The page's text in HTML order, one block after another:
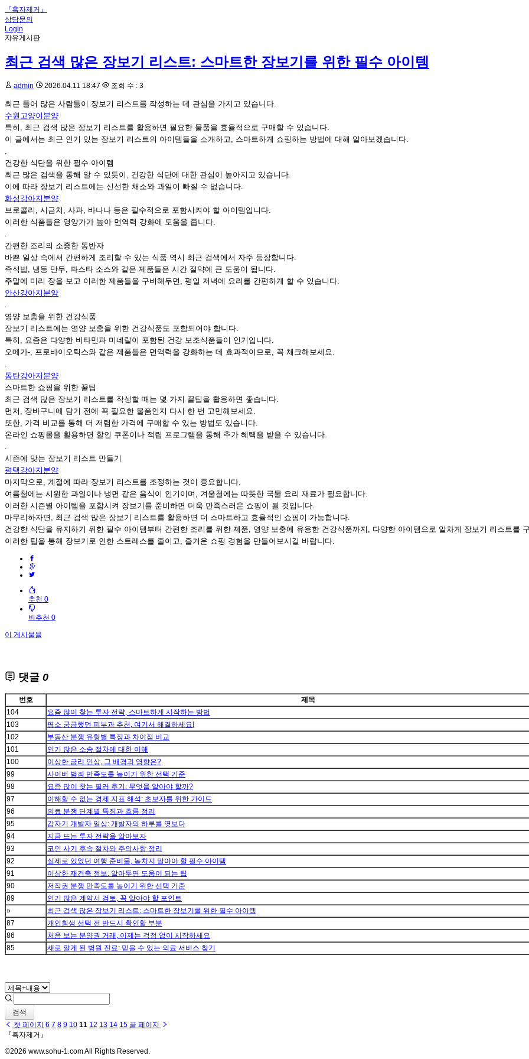
『흑자제거』
상담문의
Login
자유게시판
최근 검색 많은 장보기 리스트: 스마트한 장보기를 위한 필수 아이템
admin 2026.04.11 18:47 조회 수 : 3
최근 들어 많은 사람들이 장보기 리스트를 작성하는 데 관심을 가지고 있습니다.
수원고양이분양
특히, 최근 검색 많은 장보기 리스트를 활용하면 필요한 물품을 효율적으로 구매할 수 있습니다.
이 글에서는 최근 인기 있는 장보기 리스트의 아이템들을 소개하고, 스마트하게 쇼핑하는 방법에 대해 알아보겠습니다.
.
건강한 식단을 위한 필수 아이템
최근 많은 검색을 통해 알 수 있듯이, 건강한 식단에 대한 관심이 높아지고 있습니다.
이에 따라 장보기 리스트에는 신선한 채소와 과일이 빠질 수 없습니다.
화성강아지분양
브로콜리, 시금치, 사과, 바나나 등은 필수적으로 포함시켜야 할 아이템입니다.
이러한 식품들은 영양가가 높아 면역력 강화에 도움을 줍니다.
.
간편한 조리의 소중한 동반자
바쁜 일상 속에서 간편하게 조리할 수 있는 식품 역시 최근 검색에서 자주 등장합니다.
즉석밥, 냉동 만두, 파스타 소스와 같은 제품들은 시간 절약에 큰 도움이 됩니다.
주말에 미리 장을 보고 이러한 제품들을 구비해두면, 평일 저녁에 요리를 간편하게 할 수 있습니다.
안산강아지분양
.
영양 보충을 위한 건강식품
장보기 리스트에는 영양 보충을 위한 건강식품도 포함되어야 합니다.
특히, 요즘은 다양한 비타민과 미네랄이 포함된 건강 보조식품들이 인기입니다.
오메가-, 프로바이오틱스와 같은 제품들은 면역력을 강화하는 데 효과적이므로, 꼭 체크해보세요.
.
동탄강아지분양
스마트한 쇼핑을 위한 꿀팁
최근 검색 많은 장보기 리스트를 작성할 때는 몇 가지 꿀팁을 활용하면 좋습니다.
먼저, 장바구니에 담기 전에 꼭 필요한 물품인지 다시 한 번 고민해보세요.
또한, 가격 비교를 통해 더 저렴한 가격에 구매할 수 있는 방법도 있습니다.
온라인 쇼핑몰을 활용하면 할인 쿠폰이나 적립 프로그램을 통해 추가 혜택을 받을 수 있습니다.
.
시즌에 맞는 장보기 리스트 만들기
평택강아지분양
마지막으로, 계절에 따라 장보기 리스트를 조정하는 것이 중요합니다.
여름철에는 시원한 과일이나 냉면 같은 음식이 인기이며, 겨울철에는 따뜻한 국물 요리 재료가 필요합니다.
이러한 시즌별 아이템을 포함시켜 장보기를 준비하면 더욱 만족스러운 쇼핑이 될 것입니다.
마무리하자면, 최근 검색 많은 장보기 리스트를 활용하면 더 스마트하고 효율적인 쇼핑이 가능합니다.
건강한 식단을 유지하기 위한 필수 아이템부터 간편한 조리를 위한 제품, 영양 보충에 유용한 건강식품까지, 다양한 아이템으로 알차게 장보기 리스트를
이러한 팁을 통해 장보기로 인한 스트레스를 줄이고, 즐거운 쇼핑 경험을 만들어보시길 바랍니다.
추천 0
비추천 0
이 게시물을
댓글 0
번호 제목
104
요즘 많이 찾는 투자 전략, 스마트하게 시작하는 방법
103
평소 궁금했던 피부과 추천, 여기서 해결하세요!
102
부동산 분쟁 유형별 특징과 차이점 비교
101
인기 많은 소송 절차에 대한 이해
100
이상한 금리 인상, 그 배경과 영향은?
99
사이버 범죄 만족도를 높이기 위한 선택 기준
98
요즘 많이 찾는 필러 후기: 무엇을 알아야 할까?
97
이해할 수 없는 경제 지표 해석: 초보자를 위한 가이드
96
의료 분쟁 단계별 특징과 흐름 정리
95
갑자기 개발자 일상: 개발자의 하루를 엿보다
94
지금 뜨는 투자 전략을 알아보자
93
코인 사기 후속 절차와 주의사항 정리
92
실제로 있었던 여행 준비물, 놓치지 말아야 할 필수 아이템
91
이상한 재건축 정보: 알아두면 도움이 되는 팁
90
저작권 분쟁 만족도를 높이기 위한 선택 기준
89
인기 많은 계약서 검토, 꼭 알아야 할 포인트
»
최근 검색 많은 장보기 리스트: 스마트한 장보기를 위한 필수 아이템
87
개인회생 선택 전 반드시 확인할 부분
86
처음 보는 분양권 거래, 이제는 걱정 없이 시작하세요
85
새로 알게 된 병원 진료: 믿을 수 있는 의료 서비스 찾기
검색
첫 페이지 6 7 8 9 10 11 12 13 14 15 끝 페이지
『흑자제거』
©2026 www.sohu-1.com All Rights Reserved.